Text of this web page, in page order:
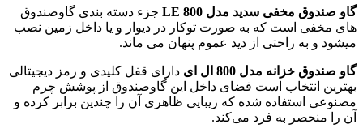
گاو صندوق مخفی سدید مدل 800 LE
جزء دسته بندی گاوصندوق
های مخفی است که به صورت توکار در دیوار و یا داخل زمین نصب
میشود و به راحتی از دید عموم پنهان می ماند.
گاو صندوق خزانه مدل 800 ال ای
دارای قفل کلیدی و رمز دیجیتالی
بهترین انتخاب است فضای داخل این گاوصندوق از پوشش چرم
مصنوعی استفاده شده که زیبایی ظاهری آن را چندین برابر کرده و
آن را منحصر به فرد می‌کند.